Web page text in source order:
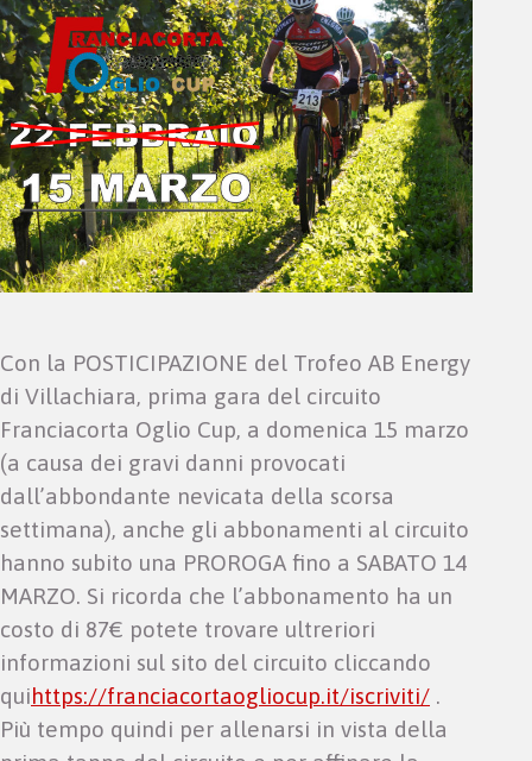
Con la POSTICIPAZIONE del Trofeo AB Energy
di Villachiara, prima gara del circuito
Franciacorta Oglio Cup, a domenica 15 marzo
(a causa dei gravi danni provocati
dall’abbondante nevicata della scorsa
settimana), anche gli abbonamenti al circuito
hanno subito una PROROGA fino a SABATO 14
MARZO. Si ricorda che l’abbonamento ha un
costo di 87€ potete trovare ultreriori
informazioni sul sito del circuito cliccando
quihttps://franciacortaogliocup.it/iscriviti/ .
Più tempo quindi per allenarsi in vista della